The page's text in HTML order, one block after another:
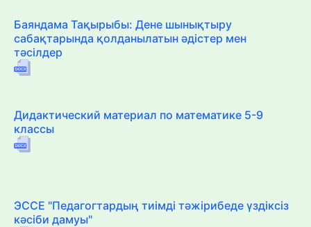
Баяндама Тақырыбы: Дене шынықтыру
сабақтарында қолданылатын әдістер мен
тәсілдер
Дидактический материал по математике 5-9
классы
ЭССЕ "Педагогтардың тиімді тәжірибеде үздіксіз
кәсіби дамуы"